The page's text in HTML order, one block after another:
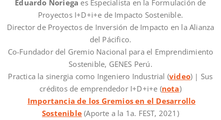
Eduardo Noriega es Especialista en la Formulación de
Proyectos I+D+i+e de Impacto Sostenible.
Director de Proyectos de Inversión de Impacto en la Alianza
del Pácifico.
Co-Fundador del Gremio Nacional para el Emprendimiento
Sostenible, GENES Perú.
Practica la sinergia como Ingeniero Industrial (video) | Sus
créditos de emprendedor I+D+i+e (nota)
Importancia de los Gremios en el Desarrollo
Sostenible (Aporte a la 1a. FEST, 2021)